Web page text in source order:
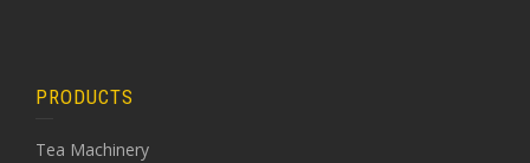
PRODUCTS
Tea Machinery